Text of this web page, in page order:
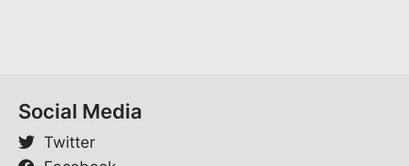
Social Media
Twitter